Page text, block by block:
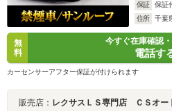
保証
保証
住所
千葉
無
料
今すぐ在庫確認
電話す
カーセンサーアフター保証が付けられます
販売店： レクサスＬＳ専門店 ＣＳオートディーラー ４０系 ５